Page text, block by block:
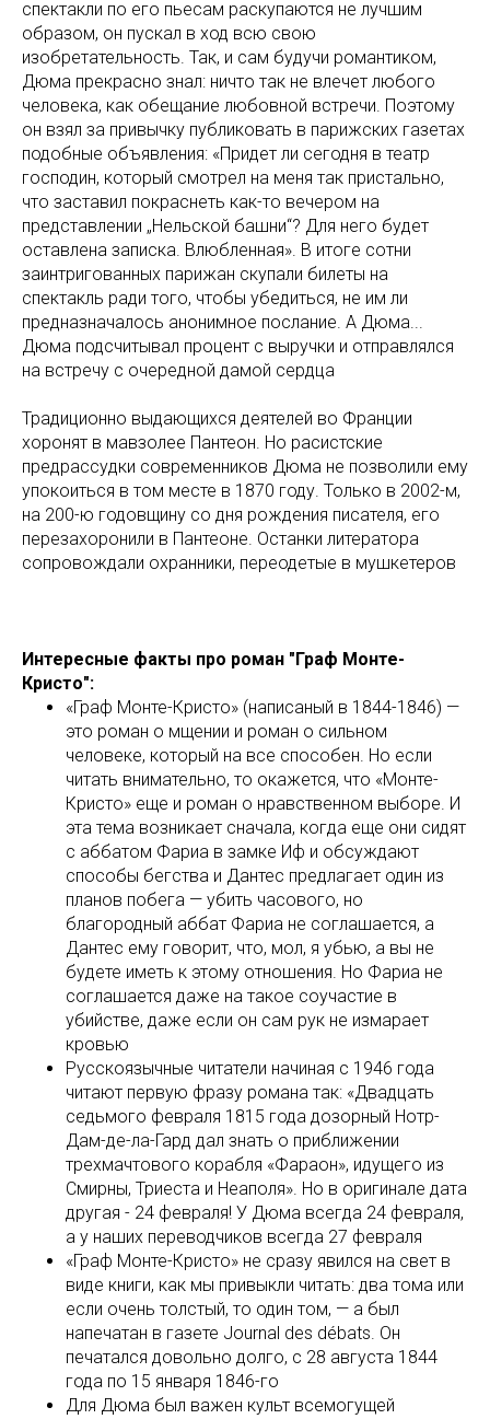
спектакли по его пьесам раскупаются не лучшим
образом, он пускал в ход всю свою
изобретательность. Так, и сам будучи романтиком,
Дюма прекрасно знал: ничто так не влечет любого
человека, как обещание любовной встречи. Поэтому
он взял за привычку публиковать в парижских газетах
подобные объявления: «Придет ли сегодня в театр
господин, который смотрел на меня так пристально,
что заставил покраснеть как-то вечером на
представлении „Нельской башни“? Для него будет
оставлена записка. Влюбленная». В итоге сотни
заинтригованных парижан скупали билеты на
спектакль ради того, чтобы убедиться, не им ли
предназначалось анонимное послание. А Дюма...
Дюма подсчитывал процент с выручки и отправлялся
на встречу с очередной дамой сердца
Традиционно выдающихся деятелей во Франции
хоронят в мавзолее Пантеон. Но расистские
предрассудки современников Дюма не позволили ему
упокоиться в том месте в 1870 году. Только в 2002-м,
на 200-ю годовщину со дня рождения писателя, его
перезахоронили в Пантеоне. Останки литератора
сопровождали охранники, переодетые в мушкетеров
Интересные факты про роман "Граф Монте-
Кристо":
«Граф Монте-Кристо» (написаный в 1844-1846) —
это роман о мщении и роман о сильном
человеке, который на все способен. Но если
читать внимательно, то окажется, что «Монте-
Кристо» еще и роман о нравственном выборе. И
эта тема возникает сначала, когда еще они сидят
с аббатом Фариа в замке Иф и обсуждают
способы бегства и Дантес предлагает один из
планов побега — убить часового, но
благородный аббат Фариа не соглашается, а
Дантес ему говорит, что, мол, я убью, а вы не
будете иметь к этому отношения. Но Фариа не
соглашается даже на такое соучастие в
убийстве, даже если он сам рук не измарает
кровью
Русскоязычные читатели начиная с 1946 года
читают первую фразу романа так: «Двадцать
седьмого февраля 1815 года дозорный Нотр-
Дам-де-ла-Гард дал знать о приближении
трехмачтового корабля «Фараон», идущего из
Смирны, Триеста и Неаполя». Но в оригинале дата
другая - 24 февраля! У Дюма всегда 24 февраля,
а у наших переводчиков всегда 27 февраля
«Граф Монте-Кристо» не сразу явился на свет в
виде книги, как мы привыкли читать: два тома или
если очень толстый, то один том, — а был
напечатан в газете Journal des débats. Он
печатался довольно долго, с 28 августа 1844
года по 15 января 1846-го
Для Дюма был важен культ всемогущей